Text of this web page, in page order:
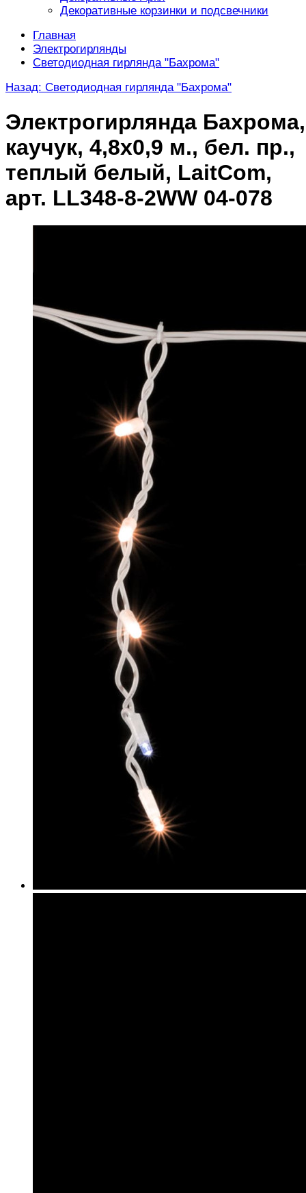
Декоративные корзинки и подсвечники
Главная
Электрогирлянды
Светодиодная гирлянда "Бахрома"
Назад: Светодиодная гирлянда "Бахрома"
Электрогирлянда Бахрома,
каучук, 4,8х0,9 м., бел. пр.,
теплый белый, LaitCom,
арт. LL348-8-2WW 04-078